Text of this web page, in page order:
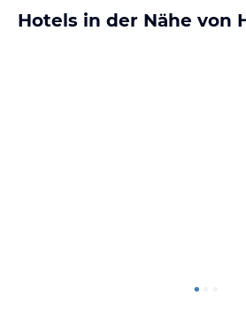
Hotels in der Nähe von